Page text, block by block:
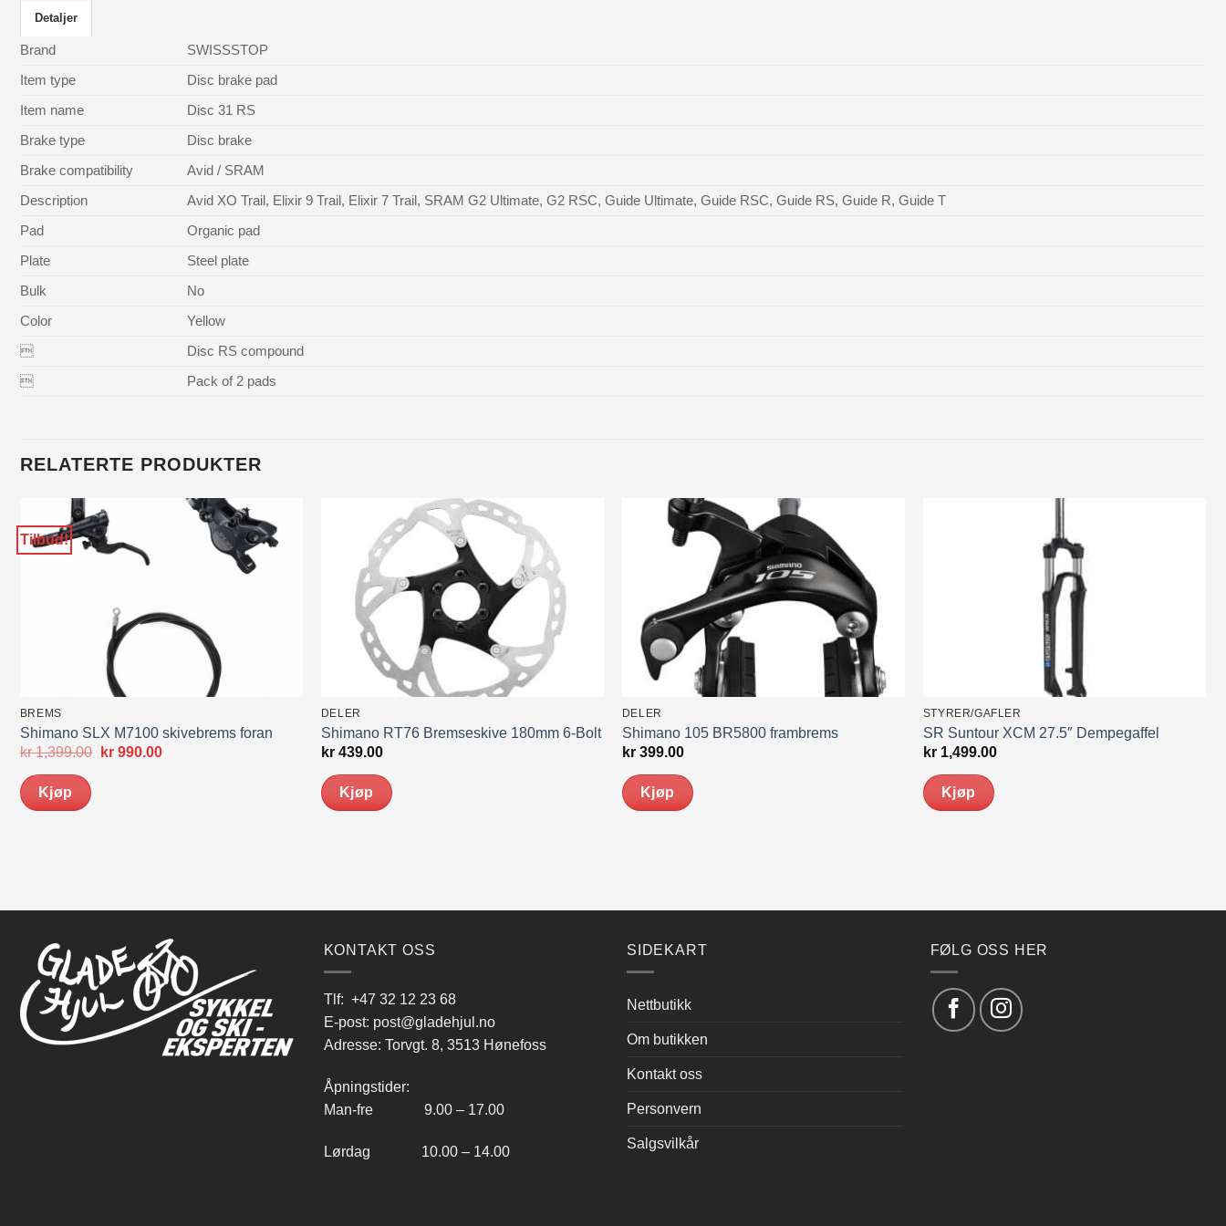
Detaljer
Brand SWISSSTOP
Item type Disc brake pad
Item name Disc 31 RS
Brake type Disc brake
Brake compatibility Avid / SRAM
Description Avid XO Trail, Elixir 9 Trail, Elixir 7 Trail, SRAM G2 Ultimate, G2 RSC, Guide Ultimate, Guide RSC, Guide RS, Guide R, Guide T
Pad Organic pad
Plate Steel plate
Bulk No
Color Yellow
 Disc RS compound
 Pack of 2 pads
RELATERTE PRODUKTER
Tilbud!
BREMS
Shimano SLX M7100 skivebrems foran
kr1,399.00
Opprinnelig
kr990.00Nåværende
Kjøp
DELER
Shimano RT76 Bremseskive 180mm 6-Bolt
kr439.00
Kjøp
DELER
Shimano 105 BR5800 frambrems
kr399.00
Kjøp
STYRER/GAFLER
SR Suntour XCM 27.5″ Dempegaffel
kr1,499.00
Kjøp
KONTAKT OSS
Tlf: +47 32 12 23 68
E-post: post@gladehjul.no
Adresse: Torvgt. 8, 3513 Hønefoss
Åpningstider:
Man-fre 9.00 – 17.00
Lørdag 10.00 – 14.00
SIDEKART
Nettbutikk
Om butikken
Kontakt oss
Personvern
Salgsvilkår
FØLG OSS HER